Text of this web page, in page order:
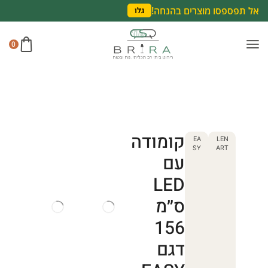
אל תפספסו מוצרים בהנחה! גלו
0
LEN
ART
EA
SY
קומודה
עם
LED
ס״מ
156
דגם